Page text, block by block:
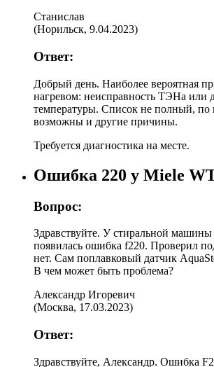
Станислав
(Норильск, 9.04.2023)
Ответ:
Добрый день. Наиболее вероятная
нагревом: неисправность ТЭНа или
температуры. Список не полный,
возможны и другие причины.
Требуется диагностика на месте.
Ошибка 220 у Miele
Вопрос:
Здравствуйте. У стиральной
появилась ошибка f220. Проверил
нет. Сам поплавковый датчик
В чем может быть проблема?
Александр Игоревич
(Москва, 17.03.2023)
Ответ:
Здравствуйте, Александр. Ошибка